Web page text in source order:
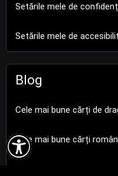

Setările mele de
Setările mele de
Blog
Cele mai bune cărți de
Cele mai bune cărți